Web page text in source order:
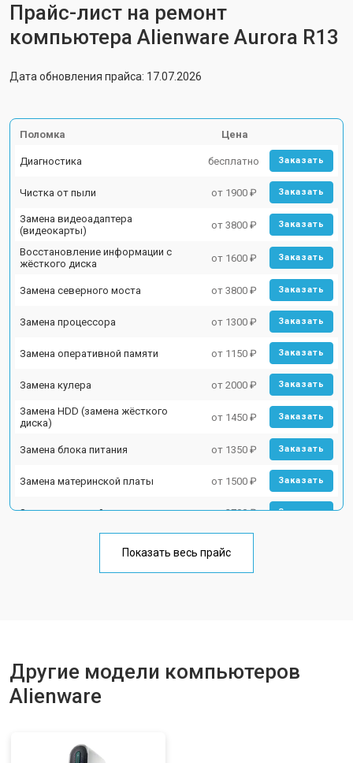
Прайс-лист на ремонт
компьютера Alienware Aurora R13
Дата обновления прайса: 17.07.2026
Поломка Цена
Диагностика бесплатно Заказать
Чистка от пыли от 1900 ₽ Заказать
Замена видеоадаптера
(видеокарты)
от 3800 ₽ Заказать
Восстановление информации с
жёсткого диска
от 1600 ₽ Заказать
Замена северного моста от 3800 ₽ Заказать
Замена процессора от 1300 ₽ Заказать
Замена оперативной памяти от 1150 ₽ Заказать
Замена кулера от 2000 ₽ Заказать
Замена HDD (замена жёсткого
диска)
от 1450 ₽ Заказать
Замена блока питания от 1350 ₽ Заказать
Замена материнской платы от 1500 ₽ Заказать
Замена звуковой платы от 2700 ₽ Заказать
Показать весь прайс
Другие модели компьютеров
Alienware